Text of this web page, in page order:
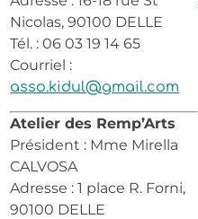
Nicolas, 90100 DELLE
Tél. : 06 03 19 14 65
Courriel :
asso.kidul@gmail.com
Atelier des Remp’Arts
Président : Mme Mirella
CALVOSA
Adresse : 1 place R. Forni,
90100 DELLE